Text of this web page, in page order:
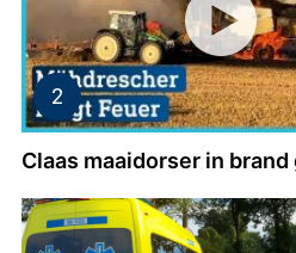
Claas maaidorser in